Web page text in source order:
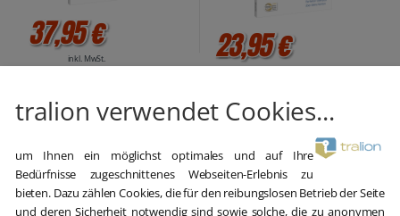
37,95 €
inkl. MwSt. 23,95 €
WISO
2023
WISO
WISO Konto Online Plus 365
(Version 2023)
tralion verwendet Cookies...
um Ihnen ein möglichst optimales und auf Ihre
Bedürfnisse zugeschnittenes Webseiten-Erlebnis zu
bieten. Dazu zählen Cookies, die für den reibungslosen Betrieb der Seite
und deren Sicherheit notwendig sind sowie solche, die zu anonymen